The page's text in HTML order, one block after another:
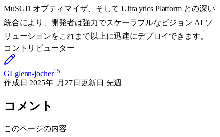
MuSGD オプティマイザ、そして Ultralytics Platform との深い
統合により、開発者は強力でスケーラブルなビジョン AI ソ
リューションをこれまで以上に迅速にデプロイできます。
コントリビューター
GLglenn-jocher15
作成日 2025年1月27日 更新日 先週
コメント
このページの内容